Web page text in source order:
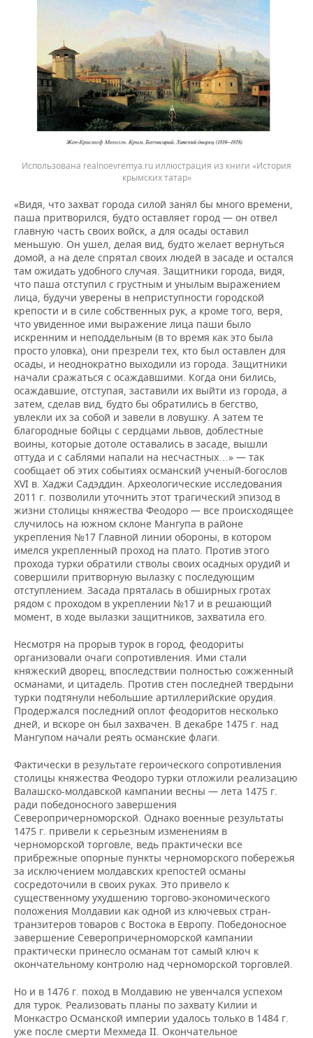
Использована realnoevremya.ru иллюстрация из книги «История
крымских татар»
«Видя, что захват города силой занял бы много времени,
паша притворился, будто оставляет город — он отвел
главную часть своих войск, а для осады оставил
меньшую. Он ушел, делая вид, будто желает вернуться
домой, а на деле спрятал своих людей в засаде и остался
там ожидать удобного случая. 3ащитники города, видя,
что паша отступил с грустным и унылым выражением
лица, будучи уверены в неприступности городской
крепости и в силе собственных рук, а кроме того, веря,
что увиденное ими выражение лица паши было
искренним и неподдельным (в то время как это была
просто уловка), они презрели тех, кто был оставлен для
осады, и неоднократно выходили из города. 3ащитники
начали сражаться с осаждавшими. Когда они бились,
осаждавшие, отступая, заставили их выйти из города, а
затем, сделав вид, будто бы обратились в бегство,
увлекли их за собой и завели в ловушку. А затем те
благородные бойцы с сердцами львов, доблестные
воины, которые дотоле оставались в засаде, вышли
оттуда и с саблями напали на несчастных
» — так
сообщает об этих событиях османский ученый-богослов
XVI в. Хаджи Садэддин. Археологические исследования
2011 г. позволили уточнить этот трагический эпизод в
жизни столицы княжества Феодоро — все происходящее
случилось на южном склоне Мангупа в районе
укрепления №17 Главной линии обороны, в котором
имелся укрепленный проход на плато. Против этого
прохода турки обратили стволы своих осадных орудий и
совершили притворную вылазку с последующим
отступлением. Засада пряталась в обширных гротах
рядом с проходом в укреплении №17 и в решающий
момент, в ходе вылазки защитников, захватила его.
Несмотря на прорыв турок в город, феодориты
организовали очаги сопротивления. Ими стали
княжеский дворец, впоследствии полностью сожженный
османами, и цитадель. Против стен последней твердыни
турки подтянули небольшие артиллерийские орудия.
Продержался последний оплот феодоритов несколько
дней, и вскоре он был захвачен. В декабре 1475 г. над
Мангупом начали реять османские флаги.
Фактически в результате героического сопротивления
столицы княжества Феодоро турки отложили реализацию
Валашско-молдавской кампании весны — лета 1475 г.
ради победоносного завершения
Северопричерноморской. Однако военные результаты
1475 г. привели к серьезным изменениям в
черноморской торговле, ведь практически все
прибрежные опорные пункты черноморского побережья
за исключением молдавских крепостей османы
сосредоточили в своих руках. Это привело к
существенному ухудшению торгово-экономического
положения Молдавии как одной из ключевых стран-
транзитеров товаров с Востока в Европу. Победоносное
завершение Северопричерноморской кампании
практически принесло османам тот самый ключ к
окончательному контролю над черноморской торговлей.
Но и в 1476 г. поход в Молдавию не увенчался успехом
для турок. Реализовать планы по захвату Килии и
Монкастро Османской империи удалось только в 1484 г.
уже после смерти Мехмеда II. Окончательное